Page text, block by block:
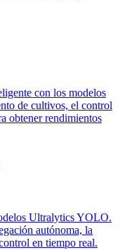
con los modelos
de cultivos, el control
obtener rendimientos
Ultralytics YOLO.
autónoma, la
en tiempo real.